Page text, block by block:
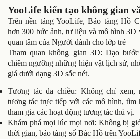
YooLife kiến tạo không gian
Trên nền tảng YooLife, Bảo tàng Hồ
hơn 300 bức ảnh, tư liệu và mô hình 3D
quan tâm của Người dành cho lớp trẻ
Tham quan không gian 3D: Dạo
chiêm ngưỡng những hiện vật lịch sử,
giá dưới dạng 3D sắc nét.
Tương tác đa chiều: Không chỉ xem,
tương tác trực tiếp với các mô hình, tìm
tham gia các hoạt động tương tác thú vị.
Khám phá mọi lúc mọi nơi: Không bị
thời gian, bảo tàng số Bác Hồ trên